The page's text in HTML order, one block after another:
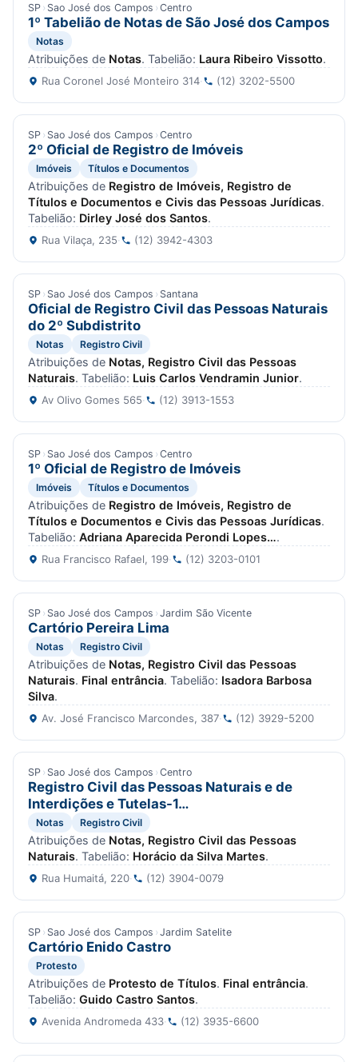
SP › Sao José dos Campos › Centro
1º Tabelião de Notas de São José dos Campos
Notas
Atribuições de Notas. Tabelião: Laura Ribeiro Vissotto.
Rua Coronel José Monteiro 314· (12) 3202-5500
SP › Sao José dos Campos › Centro
2º Oficial de Registro de Imóveis
Imóveis Títulos e Documentos
Atribuições de Registro de Imóveis, Registro de
Títulos e Documentos e Civis das Pessoas Jurídicas.
Tabelião: Dirley José dos Santos.
Rua Vilaça, 235· (12) 3942-4303
SP › Sao José dos Campos › Santana
Oficial de Registro Civil das Pessoas Naturais
do 2º Subdistrito
Notas Registro Civil
Atribuições de Notas, Registro Civil das Pessoas
Naturais. Tabelião: Luis Carlos Vendramin Junior.
Av Olivo Gomes 565· (12) 3913-1553
SP › Sao José dos Campos › Centro
1º Oficial de Registro de Imóveis
Imóveis Títulos e Documentos
Atribuições de Registro de Imóveis, Registro de
Títulos e Documentos e Civis das Pessoas Jurídicas.
Tabelião: Adriana Aparecida Perondi Lopes….
Rua Francisco Rafael, 199· (12) 3203-0101
SP › Sao José dos Campos › Jardim São Vicente
Cartório Pereira Lima
Notas Registro Civil
Atribuições de Notas, Registro Civil das Pessoas
Naturais. Final entrância. Tabelião: Isadora Barbosa
Silva.
Av. José Francisco Marcondes, 387· (12) 3929-5200
SP › Sao José dos Campos › Centro
Registro Civil das Pessoas Naturais e de
Interdições e Tutelas-1…
Notas Registro Civil
Atribuições de Notas, Registro Civil das Pessoas
Naturais. Tabelião: Horácio da Silva Martes.
Rua Humaitá, 220· (12) 3904-0079
SP › Sao José dos Campos › Jardim Satelite
Cartório Enido Castro
Protesto
Atribuições de Protesto de Títulos. Final entrância.
Tabelião: Guido Castro Santos.
Avenida Andromeda 433· (12) 3935-6600